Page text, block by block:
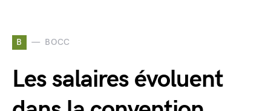
B BOCC
Les salaires évoluent